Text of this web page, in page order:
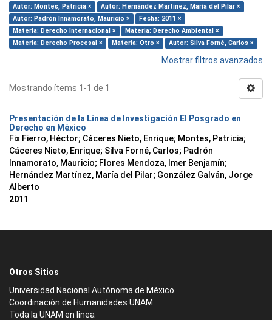
Autor: Montes, Patricia ×
Autor: Hernández Martínez, María del Pilar ×
Autor: Padrón Innamorato, Mauricio ×
Fecha: 2011 ×
Materia: Derecho Internacional ×
Materia: Derecho Ambiental ×
Materia: Derecho Procesal ×
Materia: Otro × Autor: Silva Forné, Carlos ×
Mostrar filtros avanzados
Mostrando ítems 1-1 de 1
Presentación de la Línea de Investigación El Posgrado en
Derecho en México
Fix Fierro, Héctor; Cáceres Nieto, Enrique; Montes, Patricia;
Cáceres Nieto, Enrique; Silva Forné, Carlos; Padrón
Innamorato, Mauricio; Flores Mendoza, Imer Benjamín;
Hernández Martínez, María del Pilar; González Galván, Jorge
Alberto
2011
Otros Sitios
Universidad Nacional Autónoma de México
Coordinación de Humanidades UNAM
Toda la UNAM en línea